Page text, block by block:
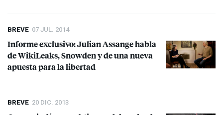
BREVE 07 JUL. 2014
Informe exclusivo: Julian Assange habla
de WikiLeaks, Snowden y de una nueva
apuesta para la libertad
BREVE 20 DIC. 2013